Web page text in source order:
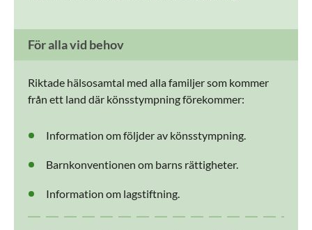
För alla vid behov
Riktade hälsosamtal med alla familjer som kommer
från ett land där könsstympning förekommer:
Information om följder av könsstympning.
Barnkonventionen om barns rättigheter.
Information om lagstiftning.